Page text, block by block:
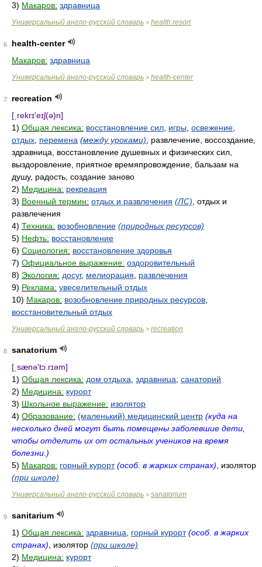
3) Макаров: здравница
Универсальный англо-русский словарь > health resort
6
health-center
Макаров: здравница
Универсальный англо-русский словарь > health-center
7
recreation
[ˌrekrɪ'eɪʃ(ə)n]
1) Общая лексика: восстановление сил игры освежение
отдых перемена (между уроками) , развлечение, воссоздание,
здравница, восстановление душевных и физических сил,
выздоровление, приятное времяпровождение, бальзам на
душу, радость, создание заново
2) Медицина: рекреация
3) Военный термин: отдых и развлечения (ЛС) , отдых и
развлечения
4) Техника: возобновление (природных ресурсов)
5) Нефть: восстановление
6) Социология: восстановление здоровья
7) Официальное выражение: оздоровительный
8) Экология: досуг, мелиорация
развлечения
9) Реклама: увеселительный отдых
10) Макаров: возобновление природных ресурсов
восстановительный отдых
Универсальный англо-русский словарь > recreation
8
sanatorium
[ˌsænə'tɔːrɪəm]
1) Общая лексика: дом отдыха здравница санаторий
2) Медицина: курорт
3) Школьное выражение: изолятор
4) Образование: (маленький) медицинский центр (куда на
несколько дней могут быть помещены заболевшие дети,
чтобы отделить их от остальных учеников на время
болезни.)
5) Макаров: горный курорт (особ. в жарких странах) , изолятор
(при школе)
Универсальный англо-русский словарь > sanatorium
9
sanitarium
1) Общая лексика: здравница горный курорт (особ. в жарких
странах) , изолятор (при школе)
2) Медицина: курорт